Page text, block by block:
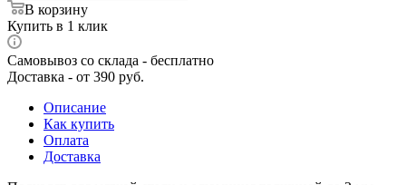
В корзину
Купить в 1 клик
Самовывоз со склада - бесплатно
Доставка - от 390 руб.
Описание
Как купить
Оплата
Доставка